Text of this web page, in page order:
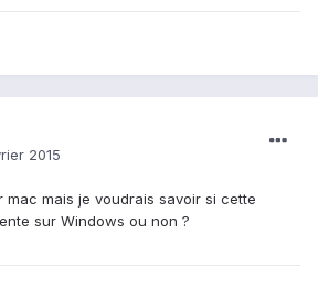
2015
mac mais je voudrais savoir si cette
sur Windows ou non ?